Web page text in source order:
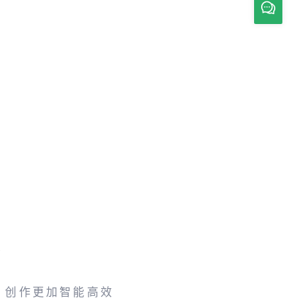
作更加智能高效